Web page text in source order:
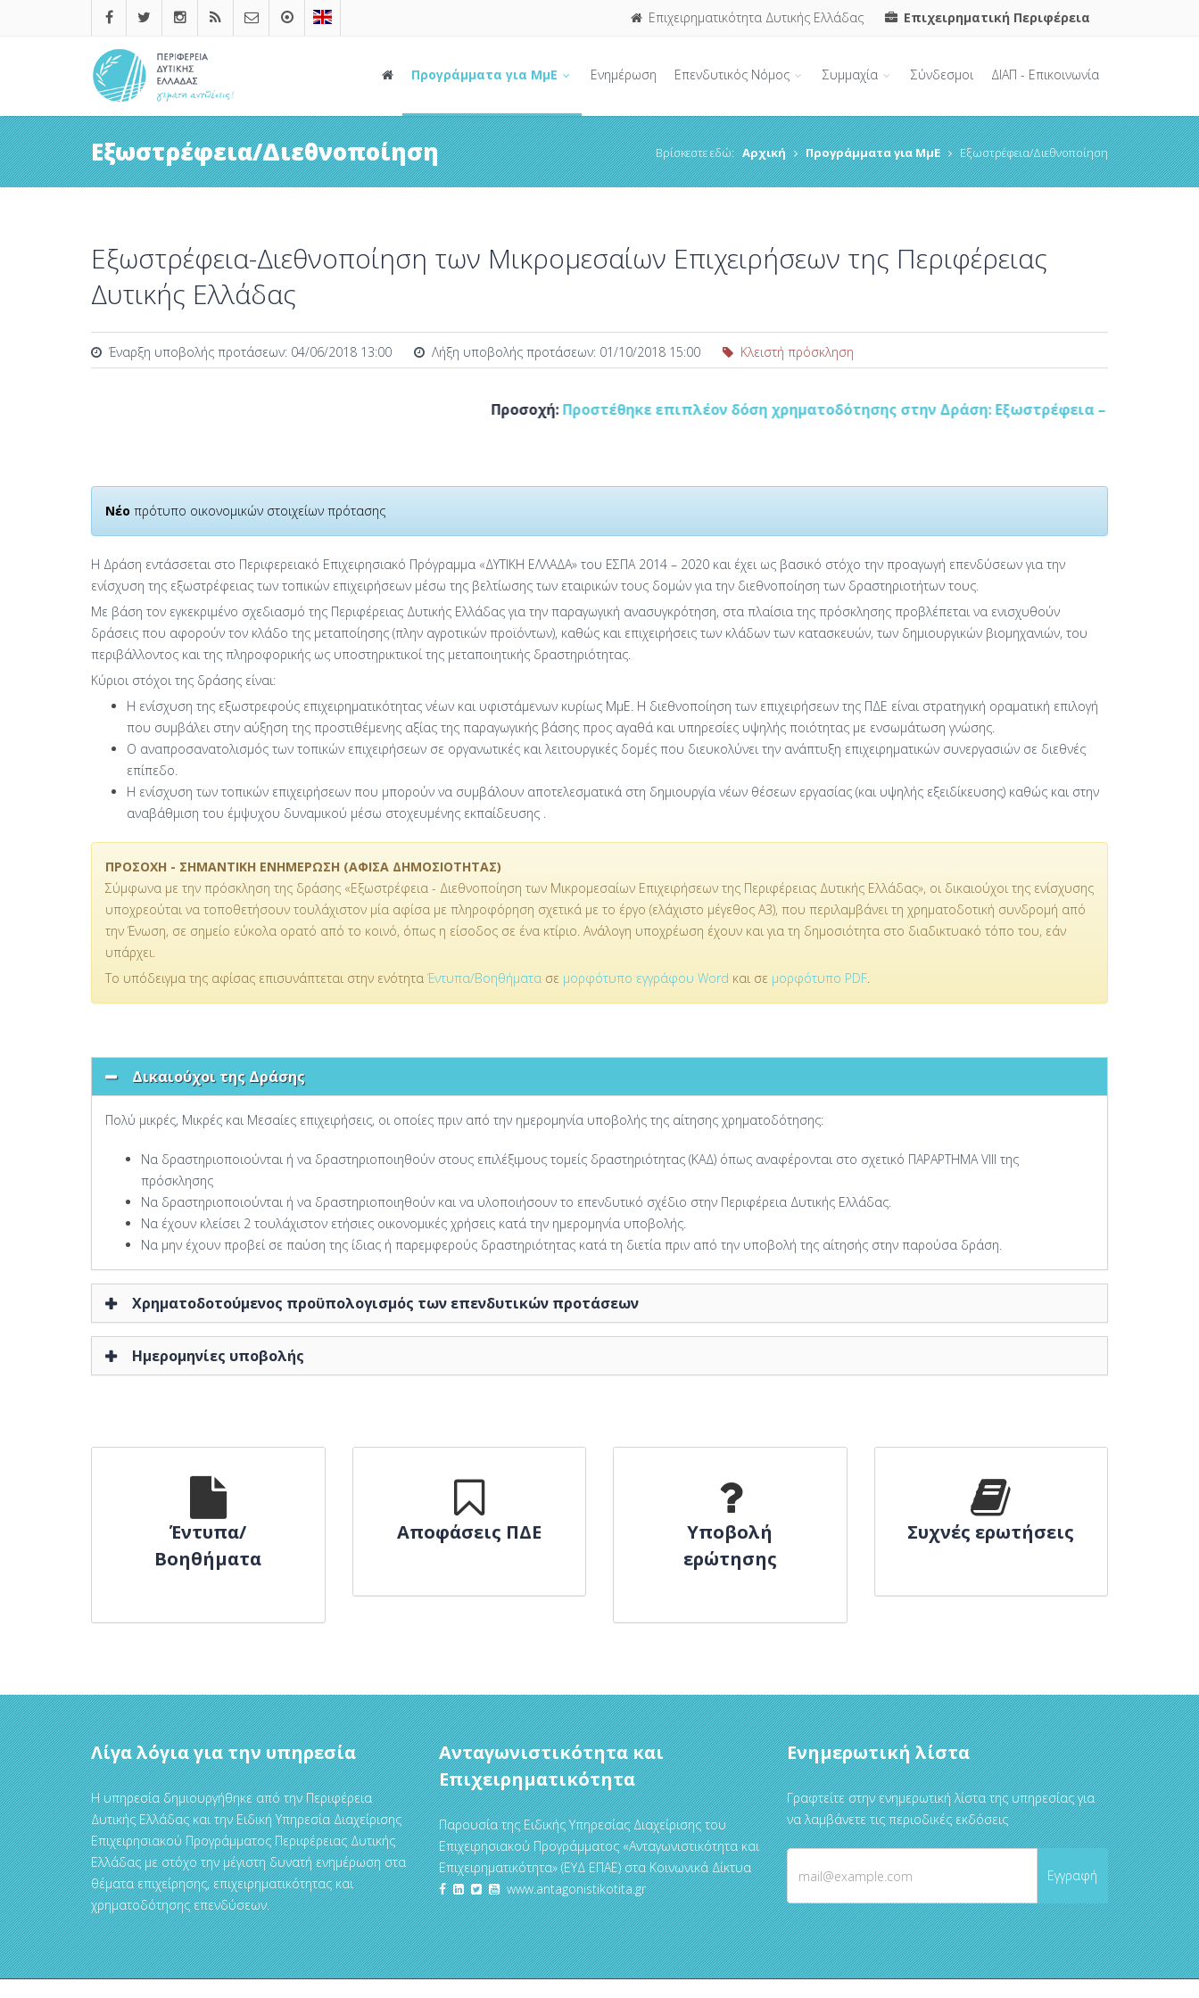
Επιχειρηματικότητα Δυτικής Ελλάδας Επιχειρηματική Περιφέρεια
Προγράμματα για ΜμΕ Ενημέρωση Επενδυτικός Νόμος Συμμαχία Σύνδεσμοι ΔΙΑΠ - Επικοινωνία
Εξωστρέφεια/Διεθνοποίηση Βρίσκεστε εδώ: Αρχική Προγράμματα για ΜμΕ Εξωστρέφεια/Διεθνοποίηση
Εξωστρέφεια-Διεθνοποίηση των Μικρομεσαίων Επιχειρήσεων της Περιφέρειας
Δυτικής Ελλάδας
Έναρξη υποβολής προτάσεων: 04/06/2018 13:00 Λήξη υποβολής προτάσεων: 01/10/2018 15:00 Κλειστή πρόσκληση
Προσοχή:Προστέθηκε επιπλέον δόση χρηματοδότησης στην Δράση: Εξωστρέφεια – 2018
Νέο πρότυπο οικονομικών στοιχείων πρότασης
Η Δράση εντάσσεται στο Περιφερειακό Επιχειρησιακό Πρόγραμμα «ΔΥΤΙΚΗ ΕΛΛΑΔΑ» του ΕΣΠΑ 2014 – 2020 και έχει ως βασικό στόχο την προαγωγή επενδύσεων για την
ενίσχυση της εξωστρέφειας των τοπικών επιχειρήσεων μέσω της βελτίωσης των εταιρικών τους δομών για την διεθνοποίηση των δραστηριοτήτων τους.
Με βάση τον εγκεκριμένο σχεδιασμό της Περιφέρειας Δυτικής Ελλάδας για την παραγωγική ανασυγκρότηση, στα πλαίσια της πρόσκλησης προβλέπεται να ενισχυθούν
δράσεις που αφορούν τον κλάδο της μεταποίησης (πλην αγροτικών προϊόντων), καθώς και επιχειρήσεις των κλάδων των κατασκευών, των δημιουργικών βιομηχανιών, του
περιβάλλοντος και της πληροφορικής ως υποστηρικτικοί της μεταποιητικής δραστηριότητας.
Κύριοι στόχοι της δράσης είναι:
Η ενίσχυση της εξωστρεφούς επιχειρηματικότητας νέων και υφιστάμενων κυρίως ΜμΕ. Η διεθνοποίηση των επιχειρήσεων της ΠΔΕ είναι στρατηγική οραματική επιλογή
που συμβάλει στην αύξηση της προστιθέμενης αξίας της παραγωγικής βάσης προς αγαθά και υπηρεσίες υψηλής ποιότητας με ενσωμάτωση γνώσης.
Ο αναπροσανατολισμός των τοπικών επιχειρήσεων σε οργανωτικές και λειτουργικές δομές που διευκολύνει την ανάπτυξη επιχειρηματικών συνεργασιών σε διεθνές
επίπεδο.
Η ενίσχυση των τοπικών επιχειρήσεων που μπορούν να συμβάλουν αποτελεσματικά στη δημιουργία νέων θέσεων εργασίας (και υψηλής εξειδίκευσης) καθώς και στην
αναβάθμιση του έμψυχου δυναμικού μέσω στοχευμένης εκπαίδευσης .
ΠΡΟΣΟΧΗ - ΣΗΜΑΝΤΙΚΗ ΕΝΗΜΕΡΩΣΗ (ΑΦΙΣΑ ΔΗΜΟΣΙΟΤΗΤΑΣ)
Σύμφωνα με την πρόσκληση της δράσης «Εξωστρέφεια - Διεθνοποίηση των Μικρομεσαίων Επιχειρήσεων της Περιφέρειας Δυτικής Ελλάδας», οι δικαιούχοι της ενίσχυσης
υποχρεούται να τοποθετήσουν τουλάχιστον μία αφίσα με πληροφόρηση σχετικά με το έργο (ελάχιστο μέγεθος Α3), που περιλαμβάνει τη χρηματοδοτική συνδρομή από
την Ένωση, σε σημείο εύκολα ορατό από το κοινό, όπως η είσοδος σε ένα κτίριο. Ανάλογη υποχρέωση έχουν και για τη δημοσιότητα στο διαδικτυακό τόπο του, εάν
υπάρχει.
Το υπόδειγμα της αφίσας επισυνάπτεται στην ενότητα Έντυπα/Βοηθήματα σε μορφότυπο εγγράφου Word και σε μορφότυπο PDF.
Δικαιούχοι της Δράσης
Πολύ μικρές, Μικρές και Μεσαίες επιχειρήσεις, οι οποίες πριν από την ημερομηνία υποβολής της αίτησης χρηματοδότησης:
Να δραστηριοποιούνται ή να δραστηριοποιηθούν στους επιλέξιμους τομείς δραστηριότητας (ΚΑΔ) όπως αναφέρονται στο σχετικό ΠΑΡΑΡΤΗΜΑ VIII της
πρόσκλησης
Να δραστηριοποιούνται ή να δραστηριοποιηθούν και να υλοποιήσουν το επενδυτικό σχέδιο στην Περιφέρεια Δυτικής Ελλάδας.
Να έχουν κλείσει 2 τουλάχιστον ετήσιες οικονομικές χρήσεις κατά την ημερομηνία υποβολής.
Να μην έχουν προβεί σε παύση της ίδιας ή παρεμφερούς δραστηριότητας κατά τη διετία πριν από την υποβολή της αίτησής στην παρούσα δράση.
Χρηματοδοτούμενος προϋπολογισμός των επενδυτικών προτάσεων
Ημερομηνίες υποβολής
Έντυπα/
Βοηθήματα
Αποφάσεις ΠΔΕ
Υποβολή
ερώτησης
Συχνές ερωτήσεις
Λίγα λόγια για την υπηρεσία
Η υπηρεσία δημιουργήθηκε από την Περιφέρεια
Δυτικής Ελλάδας και την Ειδική Υπηρεσία Διαχείρισης
Επιχειρησιακού Προγράμματος Περιφέρειας Δυτικής
Ελλάδας με στόχο την μέγιστη δυνατή ενημέρωση στα
θέματα επιχείρησης, επιχειρηματικότητας και
χρηματοδότησης επενδύσεων.
Ανταγωνιστικότητα και
Επιχειρηματικότητα
Παρουσία της Ειδικής Υπηρεσίας Διαχείρισης του
Επιχειρησιακού Προγράμματος «Ανταγωνιστικότητα και
Επιχειρηματικότητα» (ΕΥΔ ΕΠΑΕ) στα Κοινωνικά Δίκτυα
www.antagonistikotita.gr
Ενημερωτική λίστα
Γραφτείτε στην ενημερωτική λίστα της υπηρεσίας για
να λαμβάνετε τις περιοδικές εκδόσεις